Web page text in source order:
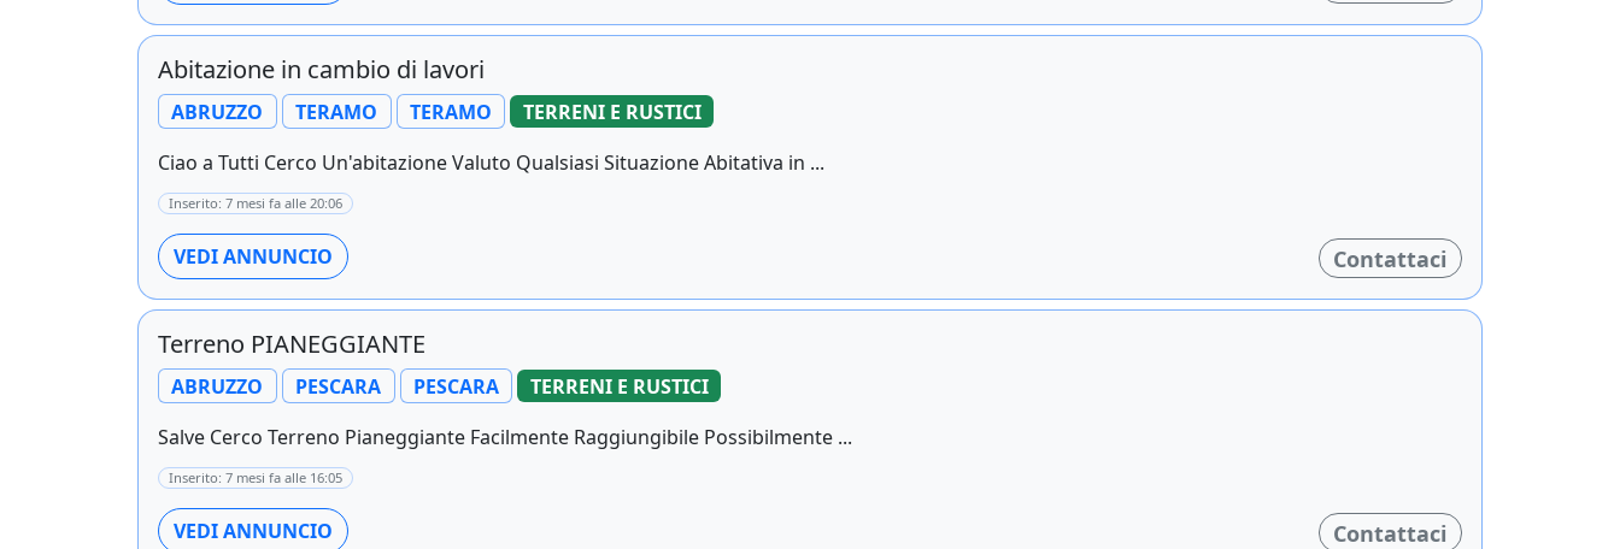
Abitazione in cambio di lavori
ABRUZZO TERAMO TERAMO
TERRENI E RUSTICI
Ciao a Tutti Cerco Un'abitazione Valuto Qualsiasi Situazione Abitativa in ...
Inserito: 7 mesi fa alle 20:06
VEDI ANNUNCIO Contattaci
Terreno PIANEGGIANTE
ABRUZZO PESCARA PESCARA
TERRENI E RUSTICI
Salve Cerco Terreno Pianeggiante Facilmente Raggiungibile Possibilmente ...
Inserito: 7 mesi fa alle 16:05
VEDI ANNUNCIO Contattaci